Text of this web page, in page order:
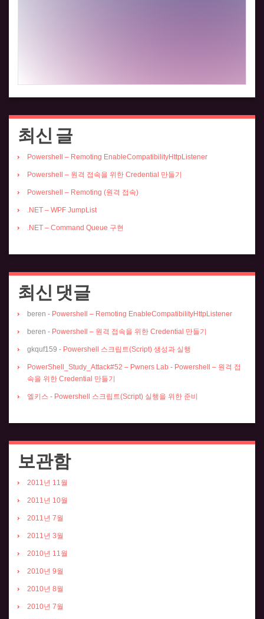
최신 글
Powershell – Remoting EnableCompatibilityHttpListener
Powershell – 원격 접속을 위한 Credential 만들기
Powershell – Remoting (원격 접속)
.NET – WPF JumpList
.NET – Command Queue 구현
최신 댓글
beren - Powershell – Remoting EnableCompatibilityHttpListener
beren - Powershell – 원격 접속을 위한 Credential 만들기
gkquf159 - Powershell 스크립트(Script) 생성과 실행
PowerShell_Study_Attack#52 – Pwners Lab - Powershell – 원격 접
속을 위한 Credential 만들기
엘키스 - Powershell 스크립트(Script) 실행을 위한 준비
보관함
2011년 11월
2011년 10월
2011년 7월
2011년 3월
2010년 11월
2010년 9월
2010년 8월
2010년 7월